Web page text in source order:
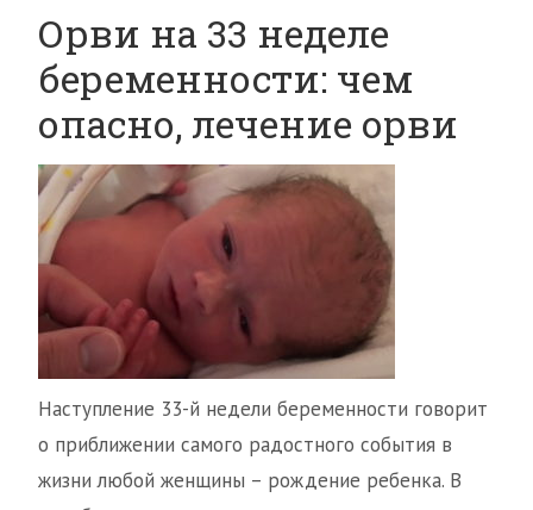
Орви на 33 неделе
беременности: чем
опасно, лечение орви
Наступление 33-й недели беременности говорит
о приближении самого радостного события в
жизни любой женщины – рождение ребенка. В